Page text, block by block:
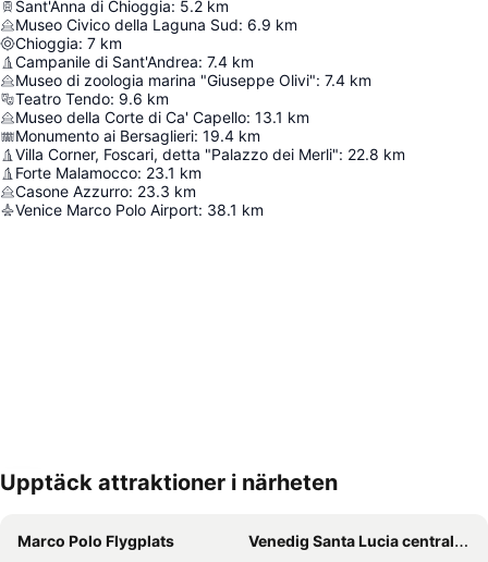
Sant'Anna di Chioggia: 5.2 km
Museo Civico della Laguna Sud: 6.9 km
Chioggia: 7 km
Campanile di Sant'Andrea: 7.4 km
Museo di zoologia marina "Giuseppe Olivi": 7.4 km
Teatro Tendo: 9.6 km
Museo della Corte di Ca' Capello: 13.1 km
Monumento ai Bersaglieri: 19.4 km
Villa Corner, Foscari, detta "Palazzo dei Merli": 22.8 km
Forte Malamocco: 23.1 km
Casone Azzurro: 23.3 km
Venice Marco Polo Airport: 38.1 km
Förstora kartan
Upptäck attraktioner i närheten
Marco Polo Flygplats
Venedig Santa Lucia centralstation